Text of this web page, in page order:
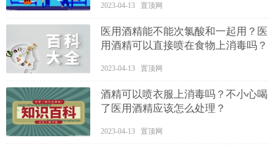
2023-04-13 置顶网
医用酒精能不能次氯酸和一起用？医
用酒精可以直接喷在食物上消毒吗？
2023-04-13 置顶网
酒精可以喷衣服上消毒吗？不小心喝
了医用酒精应该怎么处理？
2023-04-13 置顶网